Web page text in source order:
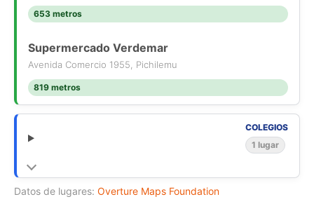
653 metros
Supermercado Verdemar
Avenida Comercio 1955, Pichilemu
819 metros
COLEGIOS
1 lugar
Datos de lugares: Overture Maps Foundation